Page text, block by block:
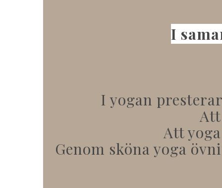
I
I yogan
Att
Genom sköna yoga